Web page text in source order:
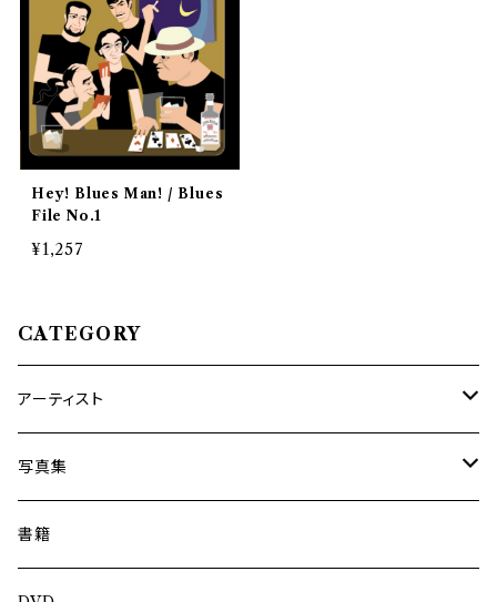
Hey! Blues Man! / Blues
File No.1
¥1,257
CATEGORY
アーティスト
内海利勝
南博
写真集
Jun Kawabata
旅の記憶
書籍